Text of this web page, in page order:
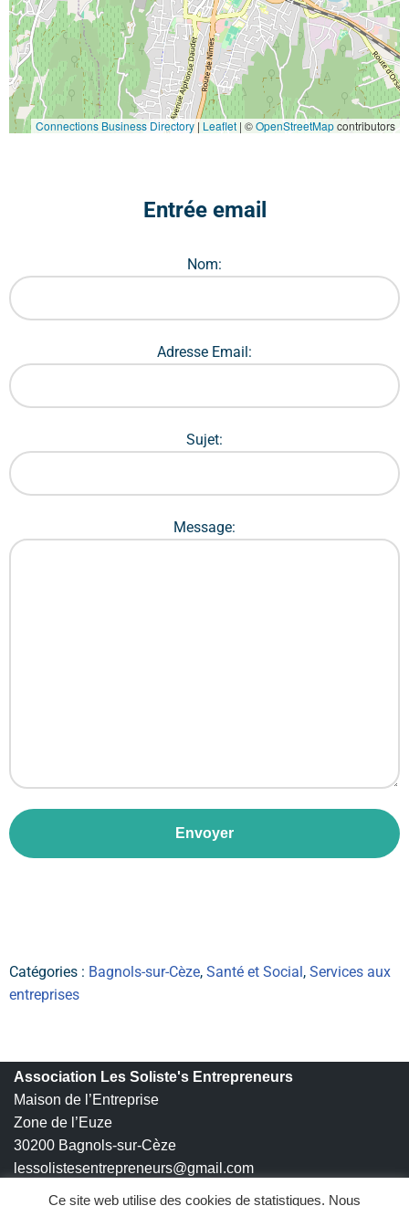
Connections Business Directory| Leaflet | ©OpenStreetMapcontributors
Entrée email
Nom:
Adresse Email:
Sujet:
Message:
Envoyer
Catégories : Bagnols-sur-Cèze, Santé et Social, Services aux
entreprises
Association Les Soliste's Entrepreneurs
Maison de l’Entreprise
Zone de l’Euze
30200 Bagnols-sur-Cèze
lessolistesentrepreneurs@gmail.com
Ce site web utilise des cookies de statistiques. Nous